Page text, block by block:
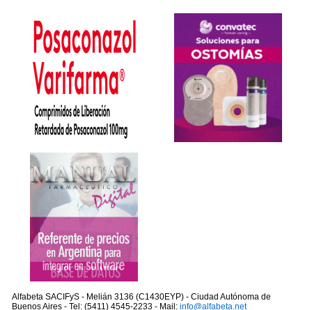
Alfabeta SACIFyS - Melián 3136 (C1430EYP) - Ciudad Autónoma de
Buenos Aires - Tel: (5411) 4545-2233 - Mail: info@alfabeta.net